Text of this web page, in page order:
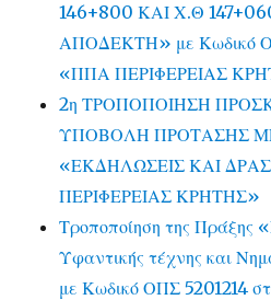
146+800 ΚΑΙ Χ.Θ
ΑΠΟΔΕΚΤΗ» με Κωδικό
«ΠΠΑ ΠΕΡΙΦΕΡΕΙΑΣ
2η ΤΡΟΠΟΠΟΙΗΣΗ
ΥΠΟΒΟΛΗ ΠΡΟΤΑΣΗΣ
«ΕΚΔΗΛΩΣΕΙΣ ΚΑΙ
ΠΕΡΙΦΕΡΕΙΑΣ ΚΡΗΤΗΣ»
Τροποποίηση της Πράξης
Υφαντικής τέχνης και
με Κωδικό ΟΠΣ 5201214